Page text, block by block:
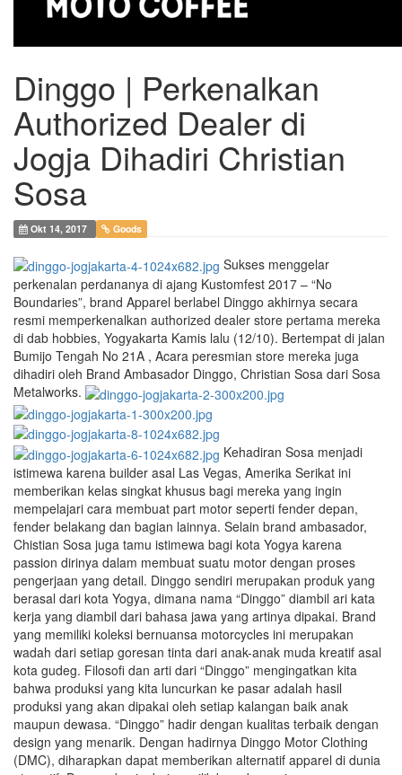
Dinggo | Perkenalkan
Authorized Dealer di
Jogja Dihadiri Christian
Sosa
Okt 14, 2017 Goods
Sukses menggelar
perkenalan perdananya di ajang Kustomfest 2017 – “No
Boundaries”, brand Apparel berlabel Dinggo akhirnya secara
resmi memperkenalkan authorized dealer store pertama mereka
di dab hobbies, Yogyakarta Kamis lalu (12/10). Bertempat di jalan
Bumijo Tengah No 21A , Acara peresmian store mereka juga
dihadiri oleh Brand Ambasador Dinggo, Christian Sosa dari Sosa
Metalworks.
Kehadiran Sosa menjadi
istimewa karena builder asal Las Vegas, Amerika Serikat ini
memberikan kelas singkat khusus bagi mereka yang ingin
mempelajari cara membuat part motor seperti fender depan,
fender belakang dan bagian lainnya. Selain brand ambasador,
Chistian Sosa juga tamu istimewa bagi kota Yogya karena
passion dirinya dalam membuat suatu motor dengan proses
pengerjaan yang detail. Dinggo sendiri merupakan produk yang
berasal dari kota Yogya, dimana nama “Dinggo” diambil ari kata
kerja yang diambil dari bahasa jawa yang artinya dipakai. Brand
yang memiliki koleksi bernuansa motorcycles ini merupakan
wadah dari setiap goresan tinta dari anak-anak muda kreatif asal
kota gudeg. Filosofi dan arti dari “Dinggo” mengingatkan kita
bahwa produksi yang kita luncurkan ke pasar adalah hasil
produksi yang akan dipakai oleh setiap kalangan baik anak
maupun dewasa. “Dinggo” hadir dengan kualitas terbaik dengan
design yang menarik. Dengan hadirnya Dinggo Motor Clothing
(DMC), diharapkan dapat memberikan alternatif apparel di dunia